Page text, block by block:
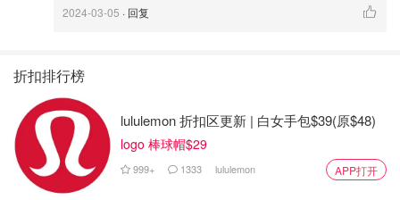
2024-03-05 · 回复
折扣排行榜
lululemon 折扣区更新 | 白女手包$39(原$48)
logo 棒球帽$29
999+ 1333 lululemon APP打开